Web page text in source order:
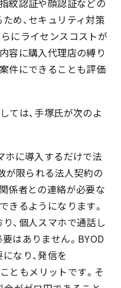
紋認証や顔認証などの
め、セキュリティ対策
にライセンスコストが
容に購入代理店の縛り
件にできることも評価
ては、手塚氏が次のよ
ホに導入するだけで法
が限られる法人契約の
係者との連絡が必要な
きるようになります。
、個人スマホで通話し
はありません。BYOD
なり、発信を
ともメリットです。そ